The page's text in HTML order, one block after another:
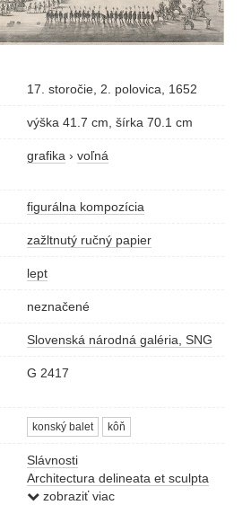
17. storočie, 2. polovica, 1652
výška 41.7 cm, šírka 70.1 cm
grafika › voľná
figurálna kompozícia
zažltnutý ručný papier
lept
neznačené
Slovenská národná galéria, SNG
G 2417
konský balet kôň
Slávnosti
Architectura delineata et sculpta
#niesuvdivadle
zobraziť viac